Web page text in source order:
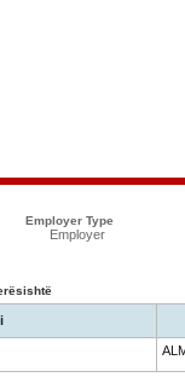
Employer Type
Employer